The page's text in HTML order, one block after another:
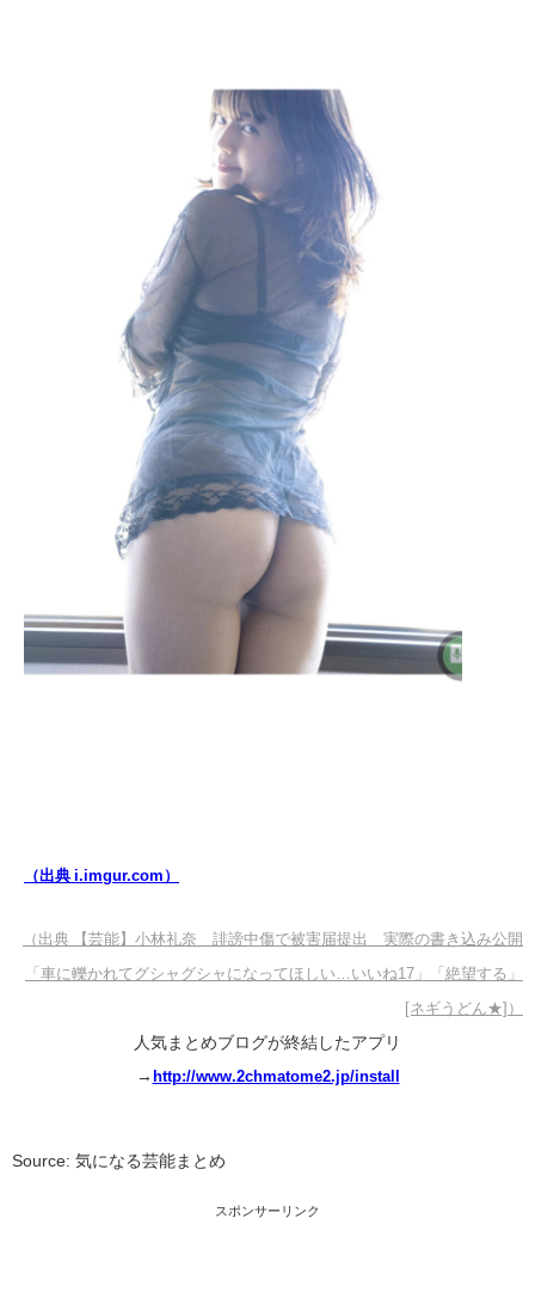
（出典 i.imgur.com）
（出典 【芸能】小林礼奈 誹謗中傷で被害届提出 実際の書き込み公開
「車に轢かれてグシャグシャになってほしい…いいね17」「絶望する」
[ネギうどん★]）
人気まとめブログが終結したアプリ
→ http://www.2chmatome2.jp/install
Source: 気になる芸能まとめ
スポンサーリンク